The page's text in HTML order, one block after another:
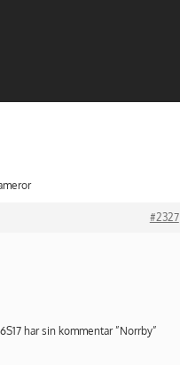
#2327
har sin kommentar ”Norrby”